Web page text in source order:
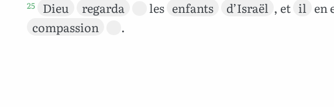
25 Dieu regarda les enfants d’Israël , et il en
compassion
.